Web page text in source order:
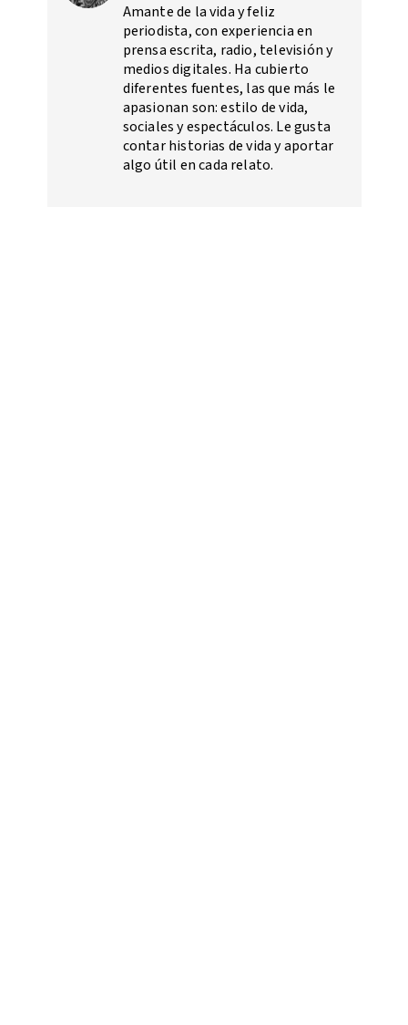
Amante de la vida y feliz
periodista, con experiencia en
prensa escrita, radio, televisión y
medios digitales. Ha cubierto
diferentes fuentes, las que más le
apasionan son: estilo de vida,
sociales y espectáculos. Le gusta
contar historias de vida y aportar
algo útil en cada relato.